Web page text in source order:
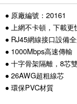
● 原廠編號：20161
● 上網不卡頓，下載更
● RJ45網線接口設備
● 1000Mbps高速傳輸
● 十字骨架隔離，8芯
● 26AWG超粗線芯
● 環保PVC材質